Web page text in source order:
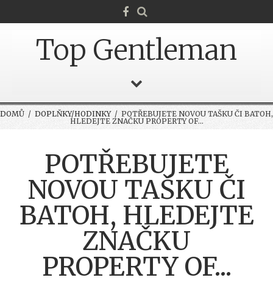
Top Gentleman
DOMŮ / DOPLŇKY/HODINKY/ POTŘEBUJETE NOVOU TAŠKU ČI BATOH,
HLEDEJTE ZNAČKU PROPERTY OF...
POTŘEBUJETE
NOVOU TAŠKU ČI
BATOH, HLEDEJTE
ZNAČKU
PROPERTY OF...